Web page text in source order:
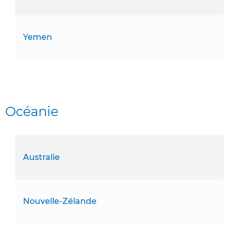
Yemen
Océanie
Australie
Nouvelle-Zélande